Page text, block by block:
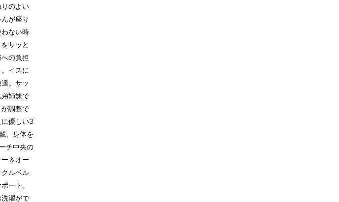
のよい
が座り
ない時
サッと
の負担
イスに
。サッ
姉妹で
調整で
優しい3
、身体を
チ中央の
＆オー
ルベル
ート。
濯がで